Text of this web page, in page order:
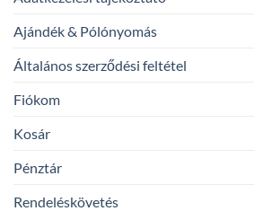
Ajándék & Pólónyomás
Általános szerződési feltétel
Fiókom
Kosár
Pénztár
Rendeléskövetés